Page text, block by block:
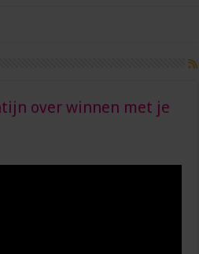
over winnen met je